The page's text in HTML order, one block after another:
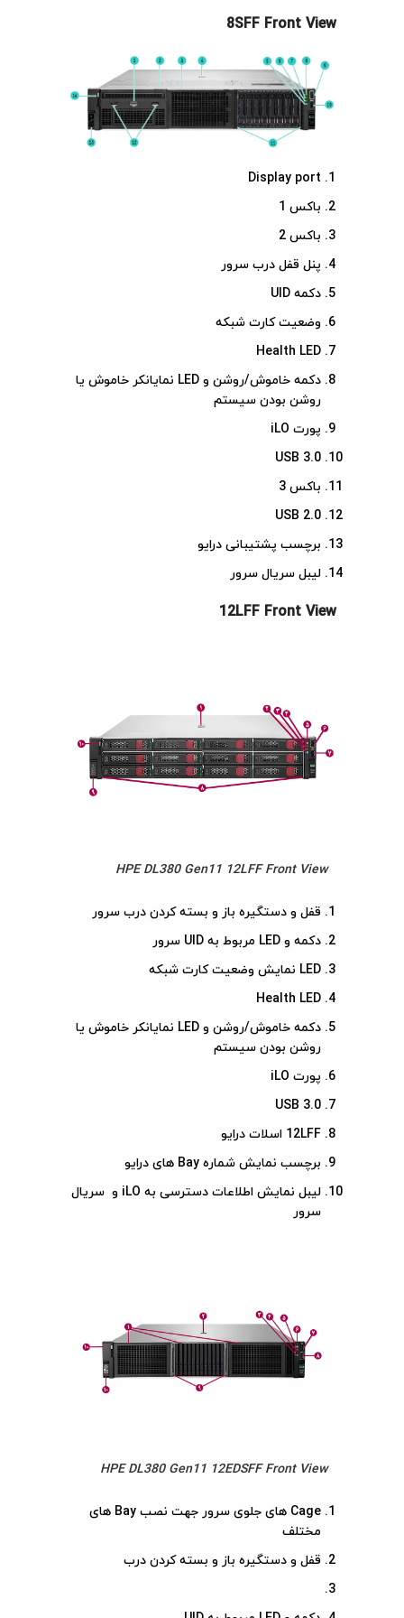
8SFF Front View
Display port
باکس 1
باکس 2
پنل قفل درب سرور
دکمه UID
وضعیت کارت شبکه
Health LED
دکمه خاموش/روشن و LED نمایانکر خاموش یا
روشن بودن سیستم
پورت iLO
USB 3.0
باکس 3
USB 2.0
برچسب پشتیبانی درایو
لیبل سریال سرور
12LFF Front View
HPE DL380 Gen11 12LFF Front View
قفل و دستگیره باز و بسته کردن درب سرور
دکمه و LED مربوط به UID سرور
LED نمایش وضعیت کارت شبکه
Health LED
دکمه خاموش/روشن و LED نمایانکر خاموش یا
روشن بودن سیستم
پورت iLO
USB 3.0
12LFF اسلات درایو
برچسب نمایش شماره Bay های درایو
لیبل نمایش اطلاعات دسترسی به iLO و سریال
سرور
HPE DL380 Gen11 12EDSFF Front View
Cage های جلوی سرور جهت نصب Bay های
مختلف
قفل و دستگیره باز و بسته کردن درب